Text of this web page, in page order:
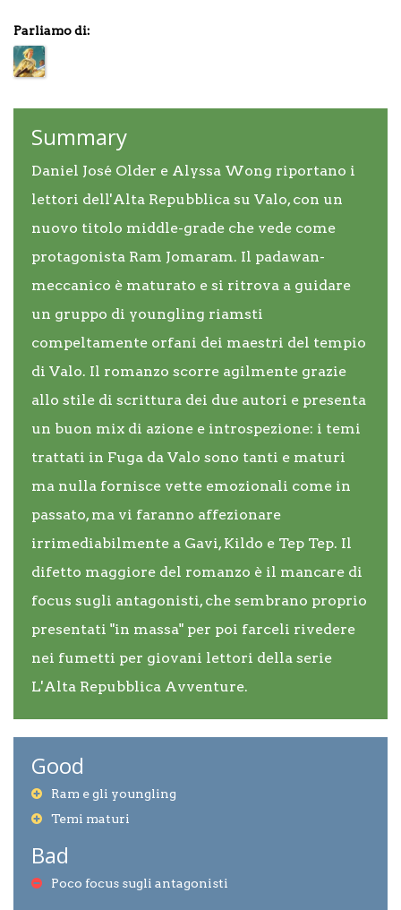
Parliamo di:
Summary
Daniel José Older e Alyssa Wong riportano i
lettori dell'Alta Repubblica su Valo, con un
nuovo titolo middle-grade che vede come
protagonista Ram Jomaram. Il padawan-
meccanico è maturato e si ritrova a guidare
un gruppo di youngling riamsti
compeltamente orfani dei maestri del tempio
di Valo. Il romanzo scorre agilmente grazie
allo stile di scrittura dei due autori e presenta
un buon mix di azione e introspezione: i temi
trattati in Fuga da Valo sono tanti e maturi
ma nulla fornisce vette emozionali come in
passato, ma vi faranno affezionare
irrimediabilmente a Gavi, Kildo e Tep Tep. Il
difetto maggiore del romanzo è il mancare di
focus sugli antagonisti, che sembrano proprio
presentati "in massa" per poi farceli rivedere
nei fumetti per giovani lettori della serie
L'Alta Repubblica Avventure.
Good
Ram e gli youngling
Temi maturi
Bad
Poco focus sugli antagonisti